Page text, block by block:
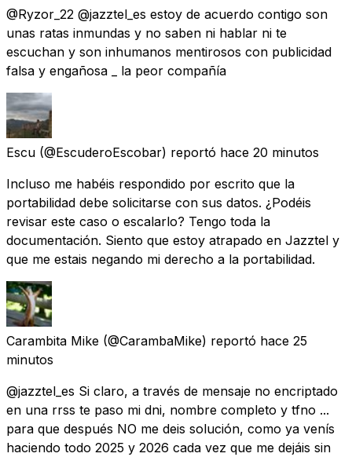
@Ryzor_22 @jazztel_es estoy de acuerdo contigo son
unas ratas inmundas y no saben ni hablar ni te
escuchan y son inhumanos mentirosos con publicidad
falsa y engañosa _ la peor compañía
Escu (@EscuderoEscobar) reportó hace 20 minutos
Incluso me habéis respondido por escrito que la
portabilidad debe solicitarse con sus datos. ¿Podéis
revisar este caso o escalarlo? Tengo toda la
documentación. Siento que estoy atrapado en Jazztel y
que me estais negando mi derecho a la portabilidad.
Carambita Mike (@CarambaMike) reportó hace 25
minutos
@jazztel_es Si claro, a través de mensaje no encriptado
en una rrss te paso mi dni, nombre completo y tfno ...
para que después NO me deis solución, como ya venís
haciendo todo 2025 y 2026 cada vez que me dejáis sin